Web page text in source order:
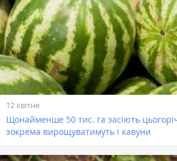
12 квітня
Щонайменше 50 тис. га засіють цьогоріч
зокрема вирощуватимуть і кавуни